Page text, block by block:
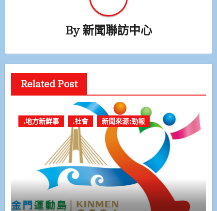
By新聞聯訪中心
Related Post
.地方新鮮事 .社會 新聞來源:勁報